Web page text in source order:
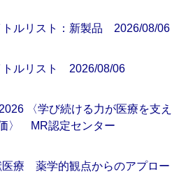
トルリスト：新製品 2026/08/06
トルリスト 2026/08/06
〈学び続ける力が医療を支え
〉 MR認定センター
医療 薬学的観点からのアプロー